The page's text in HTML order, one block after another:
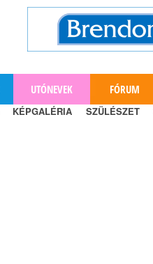
UTÓNEVEK FÓRUM
KÉPGALÉRIA SZÜLÉSZET